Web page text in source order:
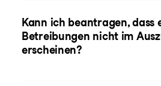
Kann ich beantragen, dass
Betreibungen nicht im
erscheinen?